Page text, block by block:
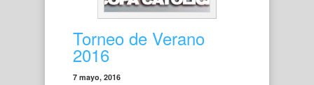
Torneo de Verano
2016
7 mayo, 2016